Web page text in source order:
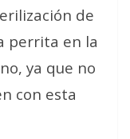
de
perrita en la
ya que no
con esta